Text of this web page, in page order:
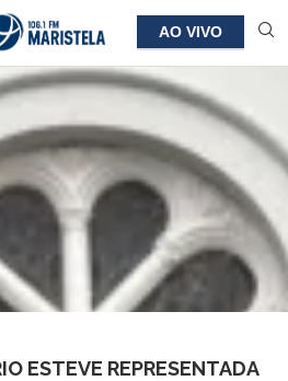
AO VIVO
ESTEVE REPRESENTADA